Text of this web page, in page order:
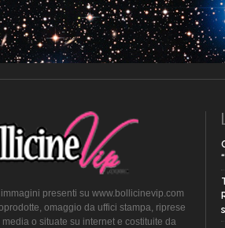
immagini presenti su www.bollicinevip.com
omaggio da uffici stampa, riprese
o situate su internet e costituite da